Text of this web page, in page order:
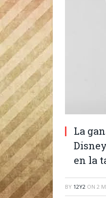
La
en la
BY 12Y2 ON 2